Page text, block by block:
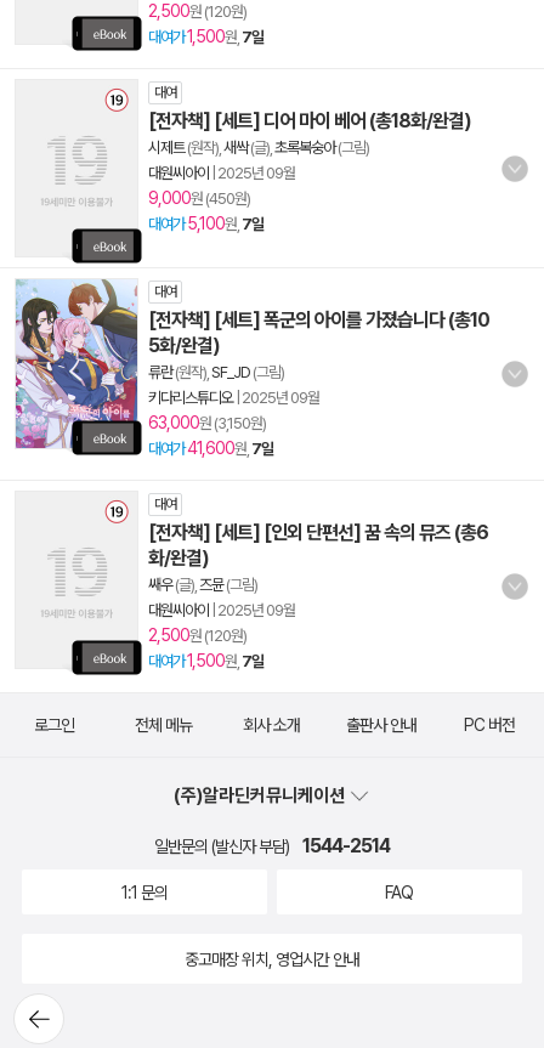
2,500원 (120원)
대여가1,500원, 7일
대여
[전자책] [세트] 디어 마이 베어 (총18화/완결)
시제트(원작), 새싹(글), 초록복숭아(그림)
대원씨아이
2025년 09월
9,000원 (450원)
대여가 5,100원, 7일
대여
[전자책] [세트] 폭군의 아이를 가졌습니다 (총10
5화/완결)
류란(원작), SF_JD (그림)
키다리스튜디오| 2025년 09월
63,000원 (3,150원)
대여가41,600원, 7일
대여
[전자책] [세트] [인외 단편선] 꿈 속의 뮤즈 (총6
화/완결)
쌔우(글), 즈뮨(그림)
대원씨아이
2025년 09월
2,500원 (120원)
대여가1,500원, 7일
뒤로가
기
로그인 전체 메뉴 회사 소개 출판사 안내 PC 버전
(주)알라딘커뮤니케이션
일반문의 (발신자 부담) 1544-2514
1:1 문의 FAQ
중고매장 위치, 영업시간 안내